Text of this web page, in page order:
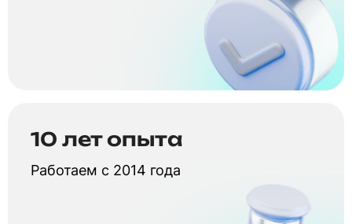
10 лет опыта
Работаем с 2014 года